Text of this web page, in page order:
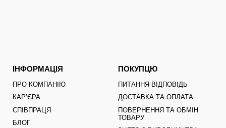
ІНФОРМАЦІЯ
ПРО КОМПАНІЮ
КАРʼЄРА
СПІВПРАЦЯ
БЛОГ
ПОКУПЦЮ
ПИТАННЯ-ВІДПОВІДЬ
ДОСТАВКА ТА ОПЛАТА
ПОВЕРНЕННЯ ТА ОБМІН
ТОВАРУ